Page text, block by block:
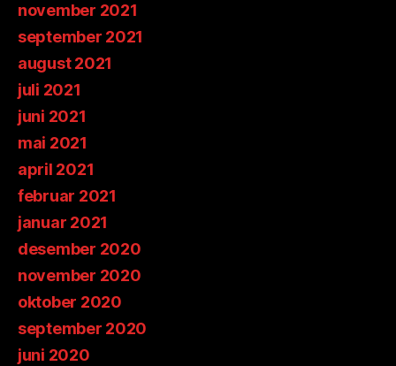
november 2021
september 2021
august 2021
juli 2021
juni 2021
mai 2021
april 2021
februar 2021
januar 2021
desember 2020
november 2020
oktober 2020
september 2020
juni 2020